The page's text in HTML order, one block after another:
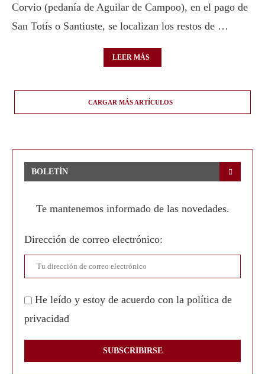
Corvio (pedanía de Aguilar de Campoo), en el pago de
San Totís o Santiuste, se localizan los restos de …
LEER MÁS
CARGAR MÁS ARTÍCULOS
BOLETÍN
Te mantenemos informado de las novedades.
Dirección de correo electrónico:
He leído y estoy de acuerdo con la política de
privacidad